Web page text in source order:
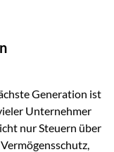
ohne die
Die Lösung:
erfolgt über die
Generation ist
Unternehmer
nur Steuern über